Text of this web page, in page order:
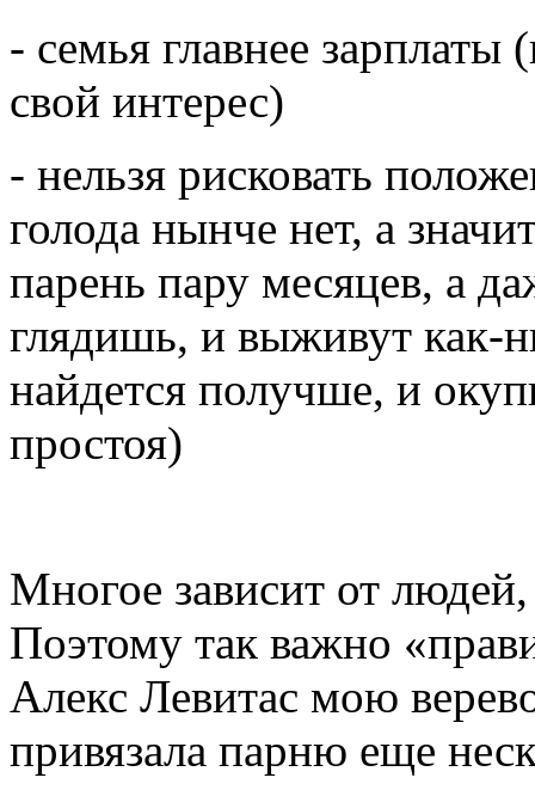
- семья главнее зарплаты
свой интерес)
- нельзя рисковать
голода нынче нет, а
парень пару месяцев, а
глядишь, и выживут как-
найдется получше, и
простоя)
Многое зависит от
Поэтому так важно
Алекс Левитас мою
привязала парню еще